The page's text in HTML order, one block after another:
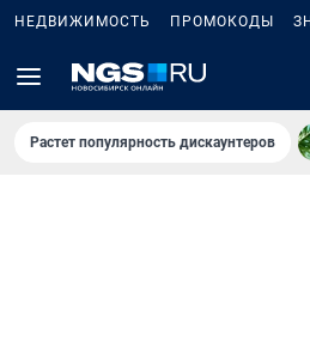
НЕДВИЖИМОСТЬ ПРОМОКОДЫ
Растет популярность дискаунтеров